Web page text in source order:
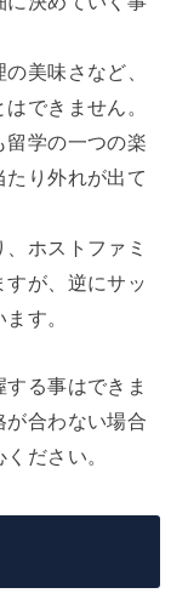
美味さなど、
できません。
留学の一つの楽
たり外れが出て
ホストファミ
すが、逆にサッ
す。
る事はできま
が合わない場合
ださい。